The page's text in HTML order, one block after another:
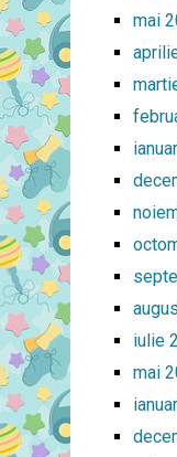
mai
iulie
mai